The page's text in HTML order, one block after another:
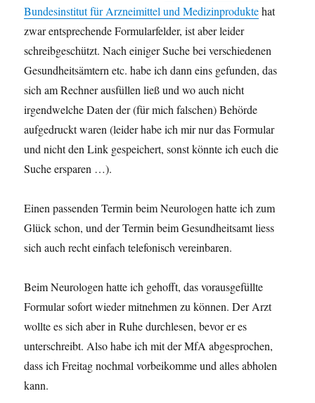
Bundesinstitut für Arzneimittel und Medizinproduktehat
zwar entsprechende Formularfelder, ist aber leider
schreibgeschützt. Nach einiger Suche bei verschiedenen
Gesundheitsämtern etc. habe ich dann eins gefunden, das
sich am Rechner ausfüllen ließ und wo auch nicht
irgendwelche Daten der (für mich falschen) Behörde
aufgedruckt waren (leider habe ich mir nur das Formular
und nicht den Link gespeichert, sonst könnte ich euch die
Suche ersparen …).
Einen passenden Termin beim Neurologen hatte ich zum
Glück schon, und der Termin beim Gesundheitsamt liess
sich auch recht einfach telefonisch vereinbaren.
Beim Neurologen hatte ich gehofft, das vorausgefüllte
Formular sofort wieder mitnehmen zu können. Der Arzt
wollte es sich aber in Ruhe durchlesen, bevor er es
unterschreibt. Also habe ich mit der MfA abgesprochen,
dass ich Freitag nochmal vorbeikomme und alles abholen
kann.